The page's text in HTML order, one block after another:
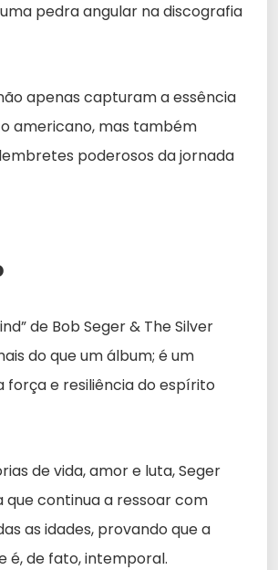
pedra angular na discografia
apenas capturam a essência
americano, mas também
poderosos da jornada
de Bob Seger & The Silver
do que um álbum; é um
força e resiliência do espírito
de vida, amor e luta, Seger
que continua a ressoar com
as idades, provando que a
é, de fato, intemporal.